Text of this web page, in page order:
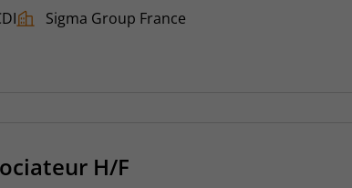
Sigma Group France
H/F